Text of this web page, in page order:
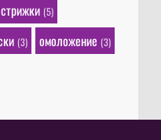
(5)
(3) омоложение (3)